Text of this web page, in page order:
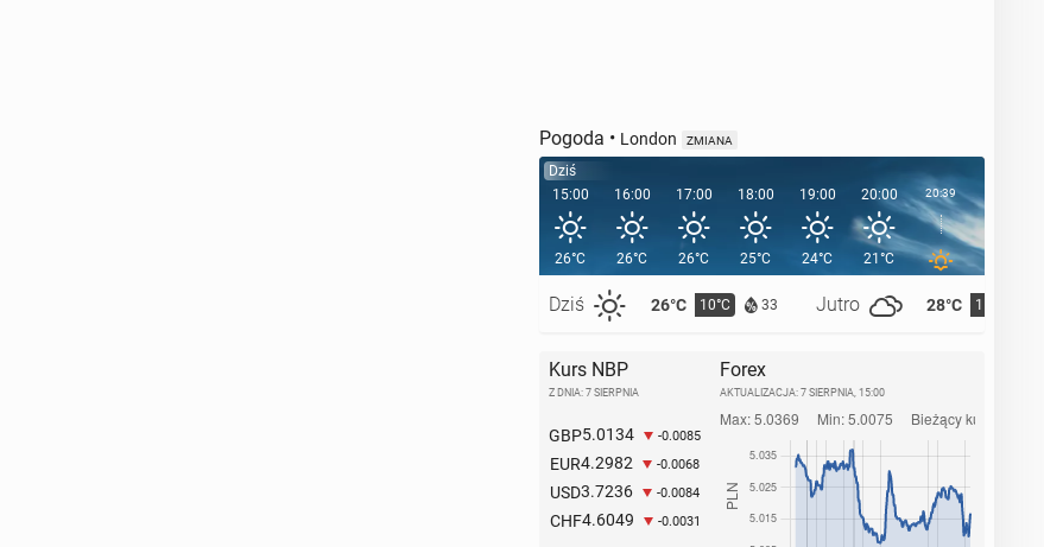
Pogoda • London ZMIANA
Dziś
15:00
26°C
Dziś 26°C 10°C 33 Jutro 28°C 11°C
16:00
26°C
17:00
26°C
18:00
25°C
19:00
24°C
20:00
21°C
20:39 21:00
Kurs NBP
Z DNIA: 7 SIERPNIA
GBP5.0134 -0.0085
EUR4.2982 -0.0068
USD3.7236 -0.0084
CHF4.6049 -0.0031
Forex
AKTUALIZACJA: 7 SIERPNIA, 15:00